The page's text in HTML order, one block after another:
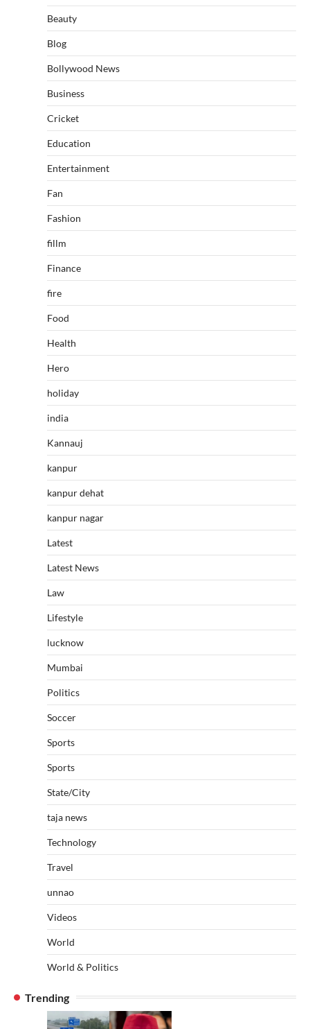
Beauty
Blog
Bollywood News
Business
Cricket
Education
Entertainment
Fan
Fashion
fillm
Finance
fire
Food
Health
Hero
holiday
india
Kannauj
kanpur
kanpur dehat
kanpur nagar
Latest
Latest News
Law
Lifestyle
lucknow
Mumbai
Politics
Soccer
Sports
Sports
State/City
taja news
Technology
Travel
unnao
Videos
World
World & Politics
Trending